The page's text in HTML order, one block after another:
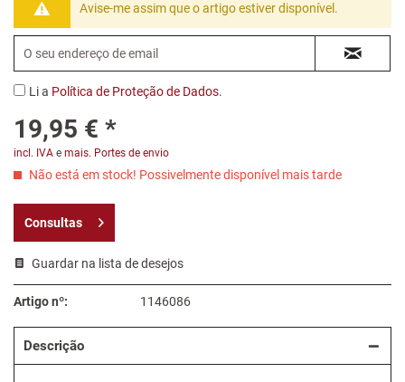
Avise-me assim que o artigo estiver disponível.
Li a Política de Proteção de Dados.
19,95 € *
incl. IVA e mais. Portes de envio
Não está em stock! Possivelmente disponível mais tarde
Consultas
Guardar na lista de desejos
Artigo nº: 1146086
Descrição